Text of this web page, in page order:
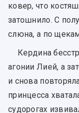
ковер, что
затошнило. С
слюна, а по
Кердина
агонии Лией, а
и снова
принцесса
судорогах